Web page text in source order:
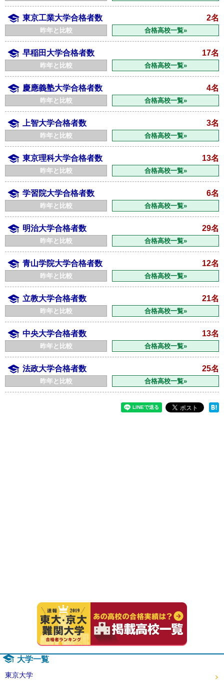
東京工業大学合格者数 2名
昨年と比較 合格高校一覧»
早稲田大学合格者数 17名
昨年と比較 合格高校一覧»
慶應義塾大学合格者数 4名
昨年と比較 合格高校一覧»
上智大学合格者数 3名
昨年と比較 合格高校一覧»
東京理科大学合格者数 13名
昨年と比較 合格高校一覧»
学習院大学合格者数 6名
昨年と比較 合格高校一覧»
明治大学合格者数 29名
昨年と比較 合格高校一覧»
青山学院大学合格者数 12名
昨年と比較 合格高校一覧»
立教大学合格者数 21名
昨年と比較 合格高校一覧»
中央大学合格者数 13名
昨年と比較 合格高校一覧»
法政大学合格者数 25名
昨年と比較 合格高校一覧»
大学一覧
東京大学